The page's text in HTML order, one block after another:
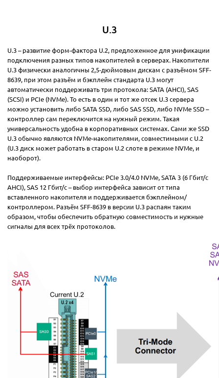
U.3
U.3 – развитие форм-фактора U.2, предложенное для унификации
подключения разных типов накопителей в серверах. Накопители
U.3 физически аналогичны 2,5-дюймовым дискам с разъёмом SFF-
8639, при этом разъём и бэкплейн стандарта U.3 могут
автоматически поддерживать три протокола: SATA (AHCI), SAS
(SCSI) и PCIe (NVMe). То есть в один и тот же отсек U.3 сервера
можно установить либо SATA SSD, либо SAS SSD, либо NVMe SSD –
контроллер сам переключится на нужный режим. Такая
универсальность удобна в корпоративных системах. Сами же SSD
U.3 обычно являются NVMe-накопителями, совместимыми с U.2
(U.3 диск может работать в старом U.2 слоте в режиме NVMe, и
наоборот).
Поддерживаемые интерфейсы: PCIe 3.0/4.0 NVMe, SATA 3 (6 Гбит/с
AHCI), SAS 12 Гбит/с – выбор интерфейса зависит от типа
вставленного накопителя и поддерживается бэкплейном/
контроллером. Разъём SFF-8639 в версии U.3 распаян таким
образом, чтобы обеспечить обратную совместимость и нужные
сигналы для всех трёх протоколов.